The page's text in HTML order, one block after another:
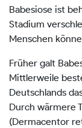
Babesiose ist
Stadium
Menschen
Früher galt
Mittlerweile
Deutschlands
Durch wärmere
(Dermacentor